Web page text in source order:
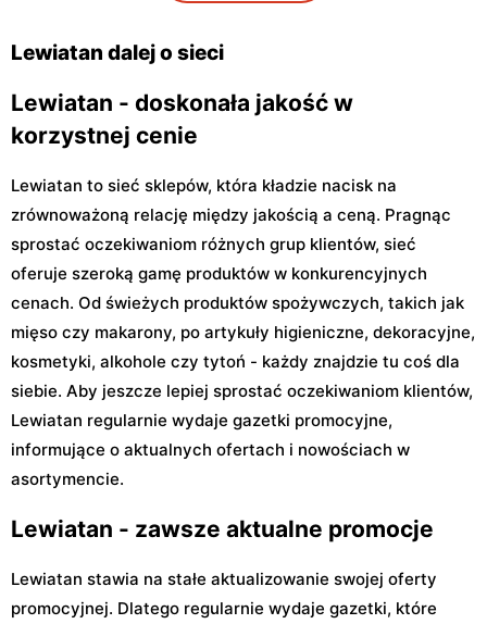
Lewiatan dalej o sieci
Lewiatan - doskonała jakość w
korzystnej cenie
Lewiatan to sieć sklepów, która kładzie nacisk na
zrównoważoną relację między jakością a ceną. Pragnąc
sprostać oczekiwaniom różnych grup klientów, sieć
oferuje szeroką gamę produktów w konkurencyjnych
cenach. Od świeżych produktów spożywczych, takich jak
mięso czy makarony, po artykuły higieniczne, dekoracyjne,
kosmetyki, alkohole czy tytoń - każdy znajdzie tu coś dla
siebie. Aby jeszcze lepiej sprostać oczekiwaniom klientów,
Lewiatan regularnie wydaje gazetki promocyjne,
informujące o aktualnych ofertach i nowościach w
asortymencie.
Lewiatan - zawsze aktualne promocje
Lewiatan stawia na stałe aktualizowanie swojej oferty
promocyjnej. Dlatego regularnie wydaje gazetki, które